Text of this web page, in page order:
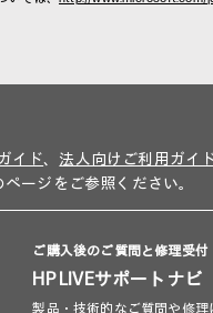
イド、 法人向けご利用ガイ
ページをご参照ください。
ご購入後のご質問と修理受付
HP LIVEサポートナビ
製品・技術的なご質問や修理